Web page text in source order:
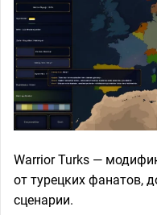
Warrior Turks —
от турецких фанатов,
сценарии.